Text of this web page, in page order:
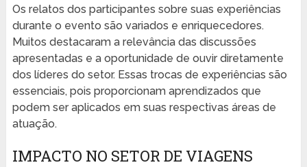
Os relatos dos participantes sobre suas experiências
durante o evento são variados e enriquecedores.
Muitos destacaram a relevância das discussões
apresentadas e a oportunidade de ouvir diretamente
dos líderes do setor. Essas trocas de experiências são
essenciais, pois proporcionam aprendizados que
podem ser aplicados em suas respectivas áreas de
atuação.
IMPACTO NO SETOR DE VIAGENS